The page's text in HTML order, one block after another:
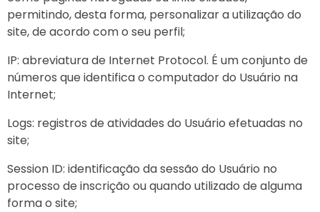
permitindo, desta forma, personalizar a utilização do
site, de acordo com o seu perfil;
IP: abreviatura de Internet Protocol. É um conjunto de
números que identifica o computador do Usuário na
Internet;
Logs: registros de atividades do Usuário efetuadas no
site;
Session ID: identificação da sessão do Usuário no
processo de inscrição ou quando utilizado de alguma
forma o site;